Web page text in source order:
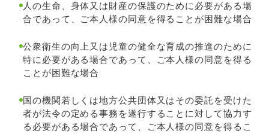
人の生命、身体又は財産の保護のために必要がある場
合であって、ご本人様の同意を得ることが困難な場合
公衆衛生の向上又は児童の健全な育成の推進のために
特に必要がある場合であって、ご本人様の同意を得る
ことが困難な場合
国の機関若しくは地方公共団体又はその委託を受けた
者が法令の定める事務を遂行することに対して協力す
る必要がある場合であって、ご本人様の同意を得るこ